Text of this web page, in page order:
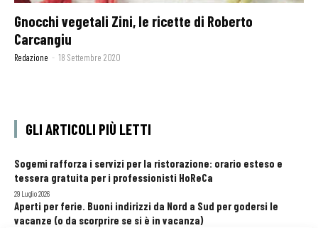
Gnocchi vegetali Zini, le ricette di Roberto
Carcangiu
Redazione - 18 Settembre 2020
GLI ARTICOLI PIÙ LETTI
Sogemi rafforza i servizi per la ristorazione: orario esteso e
tessera gratuita per i professionisti HoReCa
29 Luglio 2026
Aperti per ferie. Buoni indirizzi da Nord a Sud per godersi le
vacanze (o da scorprire se si è in vacanza)